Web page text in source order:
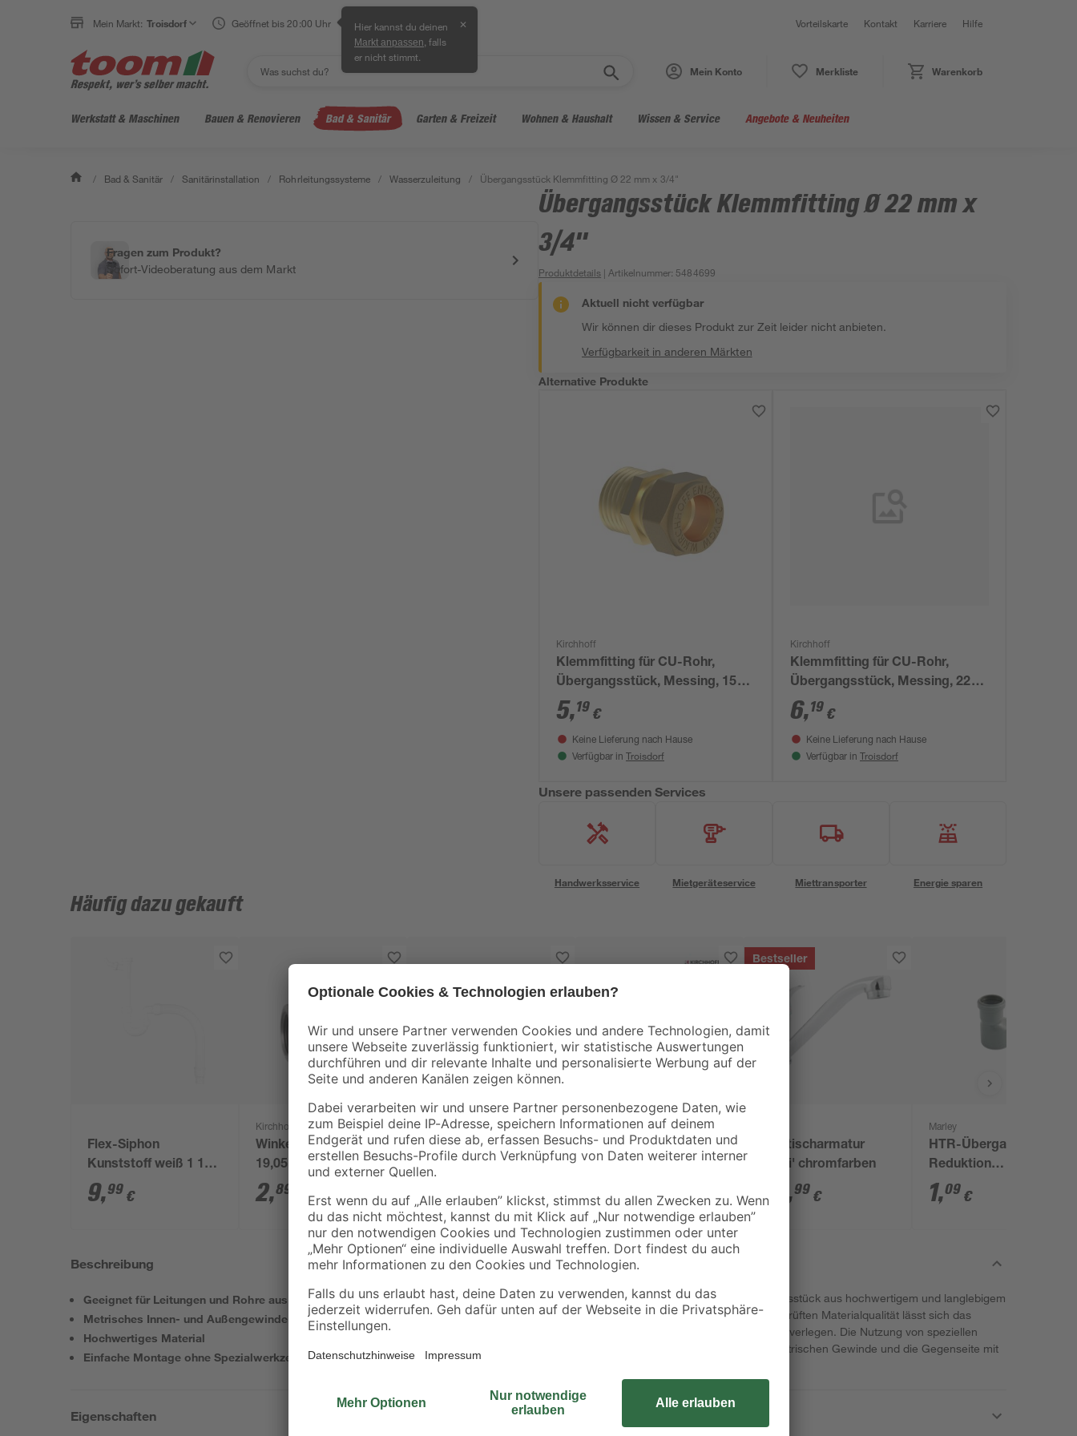
Mein Markt: Troisdorf Geöffnet bis 20:00 Uhr Hier kannst du deinen
Markt anpassen , falls
er nicht stimmt.
✕ Vorteilskarte Kontakt Karriere Hilfe
Mein Konto Merkliste Warenkorb
Werkstatt & Maschinen Bauen & Renovieren Bad & Sanitär Garten & Freizeit Wohnen & Haushalt Wissen & Service Angebote & Neuheiten
/ Bad & Sanitär / Sanitärinstallation / Rohrleitungssysteme / Wasserzuleitung / Übergangsstück Klemmfitting Ø 22 mm x 3/4"
Fragen zum Produkt?
Sofort-Videoberatung aus dem Markt
Übergangsstück Klemmfitting Ø 22 mm x
3/4"
Produktdetails | Artikelnummer: 5484699
Aktuell nicht verfügbar
Wir können dir dieses Produkt zur Zeit leider nicht anbieten.
Verfügbarkeit in anderen Märkten
Alternative Produkte
Kirchhoff
Klemmfitting für CU-Rohr,
Übergangsstück, Messing, 15
mm x 1/2"AG
5,19 €
Keine Lieferung nach Hause
Verfügbar in Troisdorf
Kirchhoff
Klemmfitting für CU-Rohr,
Übergangsstück, Messing, 22
mm x 3/4"IG
6,19 €
Keine Lieferung nach Hause
Verfügbar in Troisdorf
Unsere passenden Services
Handwerksservice Mietgeräteservice Miettransporter Energie sparen
Häufig dazu gekauft
Flex-Siphon
Kunststoff weiß 1 1/2'
x 40/50 mm
9,99 €
Kirchhoff
Winkel 90 Grad Ø
19,05 mm (3/4”)
2,89
Marley
HTB-Bogen grau 87°
2, €
Kirchhoff
Verbindungswinkel
90° Polypropylen 25 x
6, €
Bestseller
Spültischarmatur
'Carli' chromfarben
22 ,99 €
Marley
HTR-Übergangsrohr
Reduktion
exzentrisch DN 50/40
1,09 €
Beschreibung
Geeignet für Leitungen und Rohre aus Kupfer
Metrisches Innen- und Außengewinde
Hochwertiges Material
Einfache Montage ohne Spezialwerkzeug
Im Nu sind Rohre aus Kupfer mit dem Übergangsstück aus hochwertigem und langlebigem
Messing von Kirchhoff verbunden. Dank der geprüften Materialqualität lässt sich das
Übergangsstück sowohl unter als auch auf Putz verlegen. Die Nutzung von speziellen
Werkzeugen entfällt, da eine Seite mit einem metrischen Gewinde und die Gegenseite mit
Eigenschaften